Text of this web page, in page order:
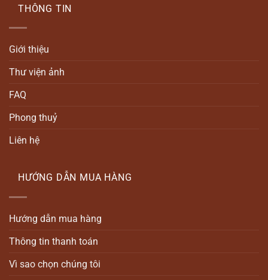
THÔNG TIN
Giới thiệu
Thư viện ảnh
FAQ
Phong thuỷ
Liên hệ
HƯỚNG DẪN MUA HÀNG
Hướng dẫn mua hàng
Thông tin thanh toán
Vì sao chọn chúng tôi